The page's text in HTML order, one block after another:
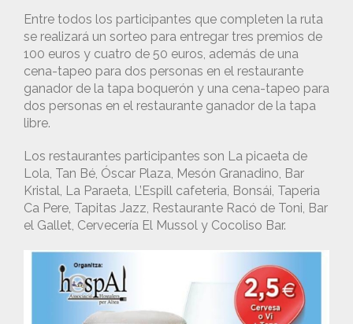
Entre todos los participantes que completen la ruta
se realizará un sorteo para entregar tres premios de
100 euros y cuatro de 50 euros, además de una
cena-tapeo para dos personas en el restaurante
ganador de la tapa boquerón y una cena-tapeo para
dos personas en el restaurante ganador de la tapa
libre.
Los restaurantes participantes son La picaeta de
Lola, Tan Bé, Óscar Plaza, Mesón Granadino, Bar
Kristal, La Paraeta, L’Espill cafeteria, Bonsái, Taperia
Ca Pere, Tapitas Jazz, Restaurante Racó de Toni, Bar
el Gallet, Cervecería El Mussol y Cocoliso Bar.